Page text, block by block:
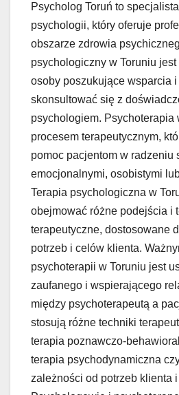
Psycholog Toruń to
psychologii, który oferuje
obszarze zdrowia
psychologiczny w Toruniu
osoby poszukujące wsparcia
skonsultować się z
psychologiem. Psychoterapia
procesem terapeutycznym,
pomoc pacjentom w radzeniu
emocjonalnymi, osobistymi
Terapia psychologiczna w
obejmować różne podejścia i
terapeutyczne, dostosowane
potrzeb i celów klienta.
psychoterapii w Toruniu jest
zaufanego i wspierającego
między psychoterapeutą a
stosują różne techniki
terapia poznawczo-
terapia psychodynamiczna
zależności od potrzeb klienta